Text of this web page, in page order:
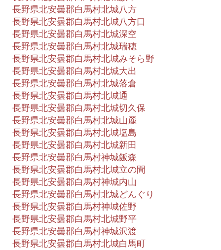
長野県北安曇郡白馬村北城八方
長野県北安曇郡白馬村北城八方口
長野県北安曇郡白馬村北城深空
長野県北安曇郡白馬村北城瑞穂
長野県北安曇郡白馬村北城みそら野
長野県北安曇郡白馬村北城大出
長野県北安曇郡白馬村北城落倉
長野県北安曇郡白馬村北城通
長野県北安曇郡白馬村北城切久保
長野県北安曇郡白馬村北城山麓
長野県北安曇郡白馬村北城塩島
長野県北安曇郡白馬村北城新田
長野県北安曇郡白馬村神城飯森
長野県北安曇郡白馬村北城立の間
長野県北安曇郡白馬村神城内山
長野県北安曇郡白馬村北城どんぐり
長野県北安曇郡白馬村神城佐野
長野県北安曇郡白馬村北城野平
長野県北安曇郡白馬村神城沢渡
長野県北安曇郡白馬村北城白馬町